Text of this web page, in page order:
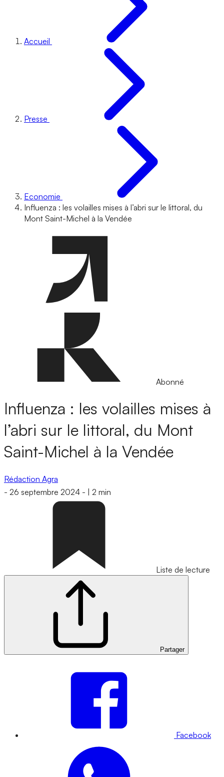
Accueil
Presse
Economie
Influenza : les volailles mises à l’abri sur le littoral, du
Mont Saint-Michel à la Vendée
Abonné
Influenza : les volailles mises à
l’abri sur le littoral, du Mont
Saint-Michel à la Vendée
Rédaction Agra
- 26 septembre 2024 - 2 min
Liste de lecture
Partager
Facebook